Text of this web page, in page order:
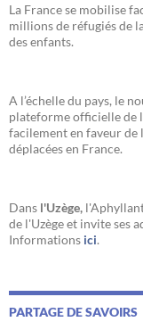
La France se mobilise
millions de réfugiés de
des enfants.
A l’échelle du pays, le
plateforme officielle de
facilement en faveur de
déplacées en France.
Dans l'Uzège,
de l'Uzège et invite ses
Informations ici.
PARTAGE DE SAVOIRS